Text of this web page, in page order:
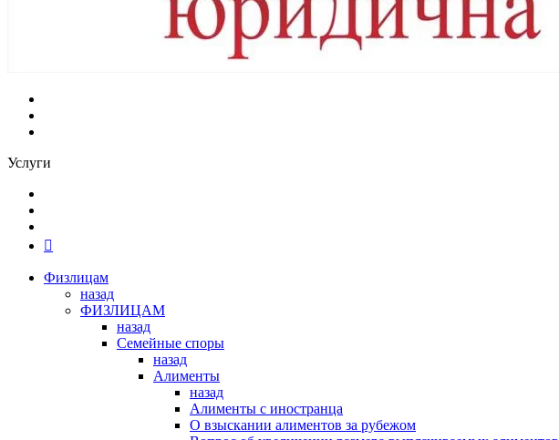
Услуги
Физлицам
назад
ФИЗЛИЦАМ
назад
Семейные споры
назад
Алименты
назад
Алименты с иностранца
О взыскании алиментов за рубежом